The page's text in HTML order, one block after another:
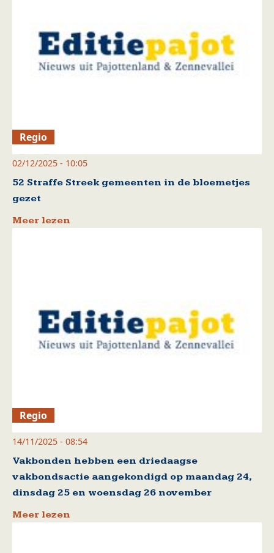
Regio
02/12/2025 - 10:05
52 Straffe Streek gemeenten in de bloemetjes
gezet
Meer lezen
Regio
14/11/2025 - 08:54
Vakbonden hebben een driedaagse
vakbondsactie aangekondigd op maandag 24,
dinsdag 25 en woensdag 26 november
Meer lezen